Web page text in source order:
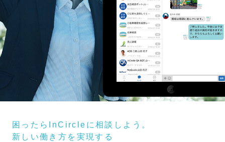
困ったらInCircleに相談しよう。
新しい働き方を実現する